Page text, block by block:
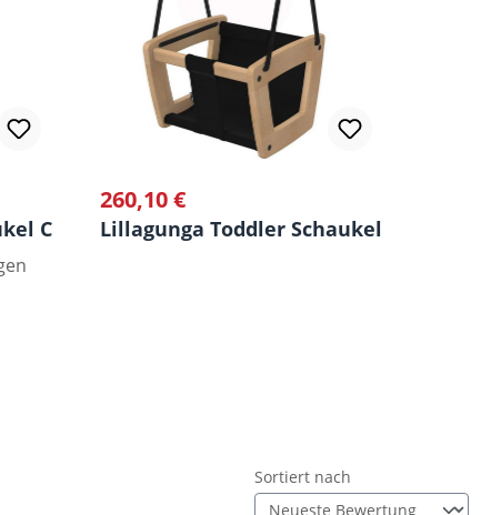
Classic Eiche
Regulärer Preis:
260,10 €
Lillagunga Toddler Schaukel Oak
Sortiert nach